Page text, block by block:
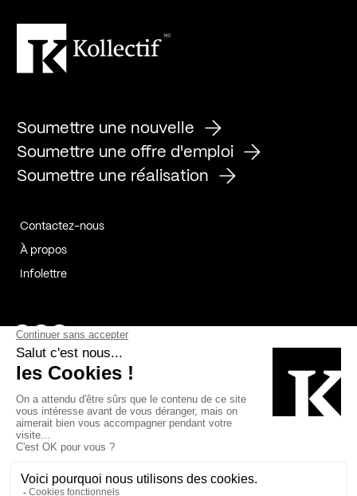
Soumettre une nouvelle
Soumettre une offre d'emploi
Soumettre une réalisation
Contactez-nous
À propos
Infolettre
Page Facebook de Kollectif
Page Instagram de Kollectif
Page Linkedin de Kollectif
Bâtiment-Durable-Québec-1
Esquisses-1
MP-1 v2com-1